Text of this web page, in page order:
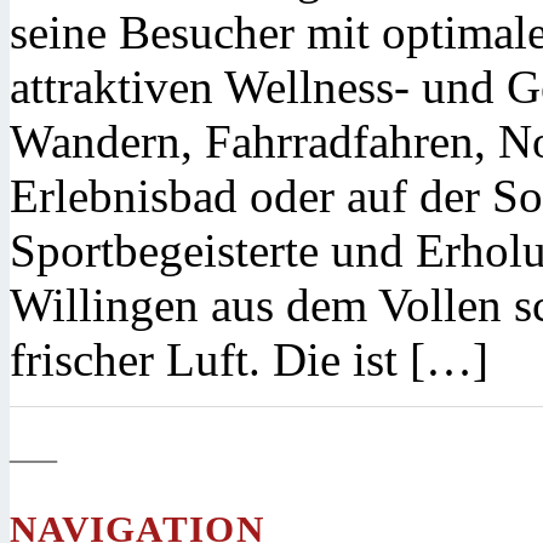
seine Besucher mit
attraktiven Wellness- und
Wandern, Fahrradfahren,
Erlebnisbad oder auf der
Sportbegeisterte und
Willingen aus dem Vollen
frischer Luft. Die ist […]
—
NAVIGATION